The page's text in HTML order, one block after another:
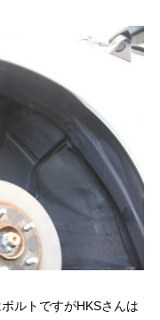
ルトですがHKSさんは